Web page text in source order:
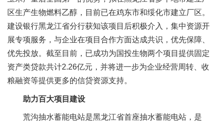
区生产生物燃料乙醇，目前已在鸡东市和绥化市建立厂区。
建设银行黑龙江省分行获知该项目后积极介入，集中资源开
展专项服务，与企业在项目合作方面达成共识，优先保障、
优先投放。截至目前，已成功为国投生物两个项目提供固定
资产类贷款共计2.26亿元，并将进一步为企业经营周转、收
粮融资等提供更多的信贷资源支持。
助力百大项目建设
荒沟抽水蓄能电站是黑龙江省首座抽水蓄能电站，是